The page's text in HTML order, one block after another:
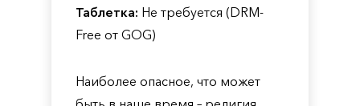
Таблетка: Не требуется (DRM-
Free от GOG)
Наиболее опасное, что может